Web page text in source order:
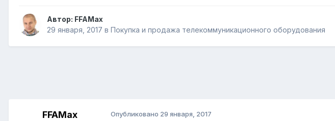
Автор: FFAMax
29 января, 2017 в Покупка и продажа телекоммуникационного оборудования
FFAMax Опубликовано 29 января, 2017